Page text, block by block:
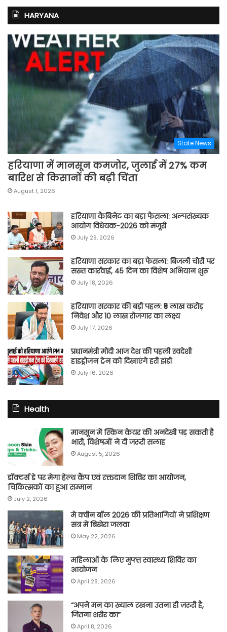
HARYANA
State News
हरियाणा में मानसून कमजोर, जुलाई में 27% कम
बारिश से किसानों की बढ़ी चिंता
August 1, 2026
हरियाणा कैबिनेट का बड़ा फैसला: अल्पसंख्यक
आयोग विधेयक-2026 को मंजूरी
July 29, 2026
हरियाणा सरकार का बड़ा फैसला: बिजली चोरी पर
सख्त कार्रवाई, 45 दिन का विशेष अभियान शुरू
July 18, 2026
हरियाणा सरकार की बड़ी पहल: ₹5 लाख करोड़
निवेश और 10 लाख रोजगार का लक्ष्य
July 17, 2026
प्रधानमंत्री मोदी आज देश की पहली स्वदेशी
हाइड्रोजन ट्रेन को दिखाएंगे हरी झंडी
July 16, 2026
Health
मानसून में स्किन केयर की अनदेखी पड़ सकती है
भारी, विशेषज्ञों ने दी जरूरी सलाह
August 5, 2026
डॉक्टर्स डे पर मेगा हेल्थ कैंप एवं रक्तदान शिविर का आयोजन,
चिकित्सकों का हुआ सम्मान
July 2, 2026
मे क्वीन बॉल 2026 की प्रतिभागियों ने प्रशिक्षण
सत्र में बिखेरा जलवा
May 22, 2026
महिलाओं के लिए मुफ्त स्वास्थ्य शिविर का
आयोजन
April 28, 2026
“अपने मन का ख्याल रखना उतना ही ज़रूरी है,
जितना शरीर का”
April 8, 2026